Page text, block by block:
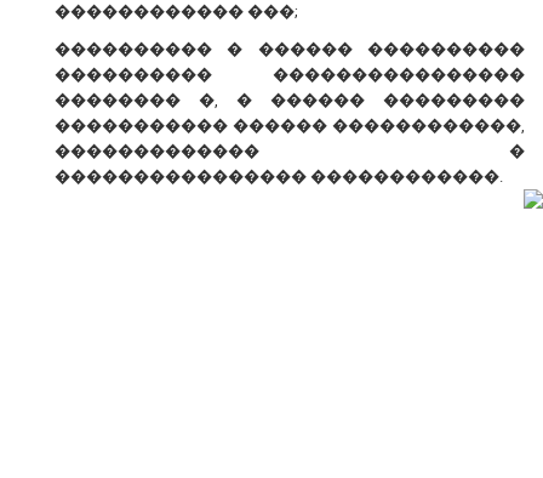
������������ ���;
���������� � ������ ����������
���������� ����������������
�������� �, � ������ ���������
����������� ������ ������������,
������������� �
���������������� ������������.